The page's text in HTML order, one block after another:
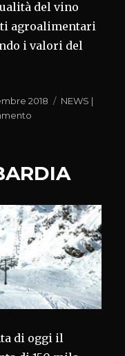
del vino
agroalimentari
i valori del
2018 Categorie
NEWS |
RECORD
di oggi il